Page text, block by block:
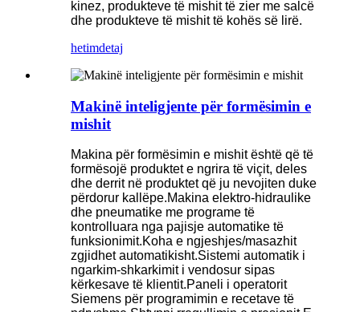
kinez, produkteve të mishit të zier me salcë
dhe produkteve të mishit të kohës së lirë.
hetimdetaj
Makinë inteligjente për formësimin e
mishit
Makina për formësimin e mishit është që të
formësojë produktet e ngrira të viçit, deles
dhe derrit në produktet që ju nevojiten duke
përdorur kallëpe.Makina elektro-hidraulike
dhe pneumatike me programe të
kontrolluara nga pajisje automatike të
funksionimit.Koha e ngjeshjes/masazhit
zgjidhet automatikisht.Sistemi automatik i
ngarkim-shkarkimit i vendosur sipas
kërkesave të klientit.Paneli i operatorit
Siemens për programimin e recetave të